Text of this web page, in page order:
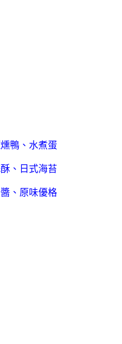
鴨、水煮蛋
、日式海苔
、原味優格